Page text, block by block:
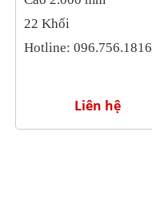
22 Khối
Hotline: 096.756.1816
Liên hệ